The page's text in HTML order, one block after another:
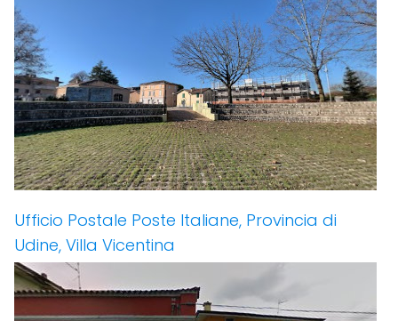
Ufficio Postale Poste Italiane, Provincia di
Udine, Villa Vicentina